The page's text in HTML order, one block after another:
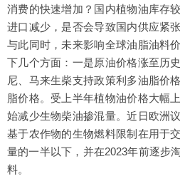
消费的快速增加？国内植物油库存
进口减少，是否会导致国内供应紧
与此同时，未来影响全球油脂油料
下几个方面：一是原油价格涨至历
尼、马来生柴支持政策利多油脂价
脂价格。受上半年植物油价格大幅
始减少生物柴油掺混量。近日欧洲
基于农作物的生物燃料限制在用于
量的一半以下，并在2023年前逐步
料。